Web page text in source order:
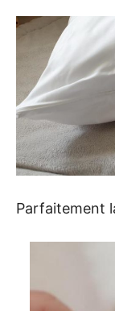
Parfaitement